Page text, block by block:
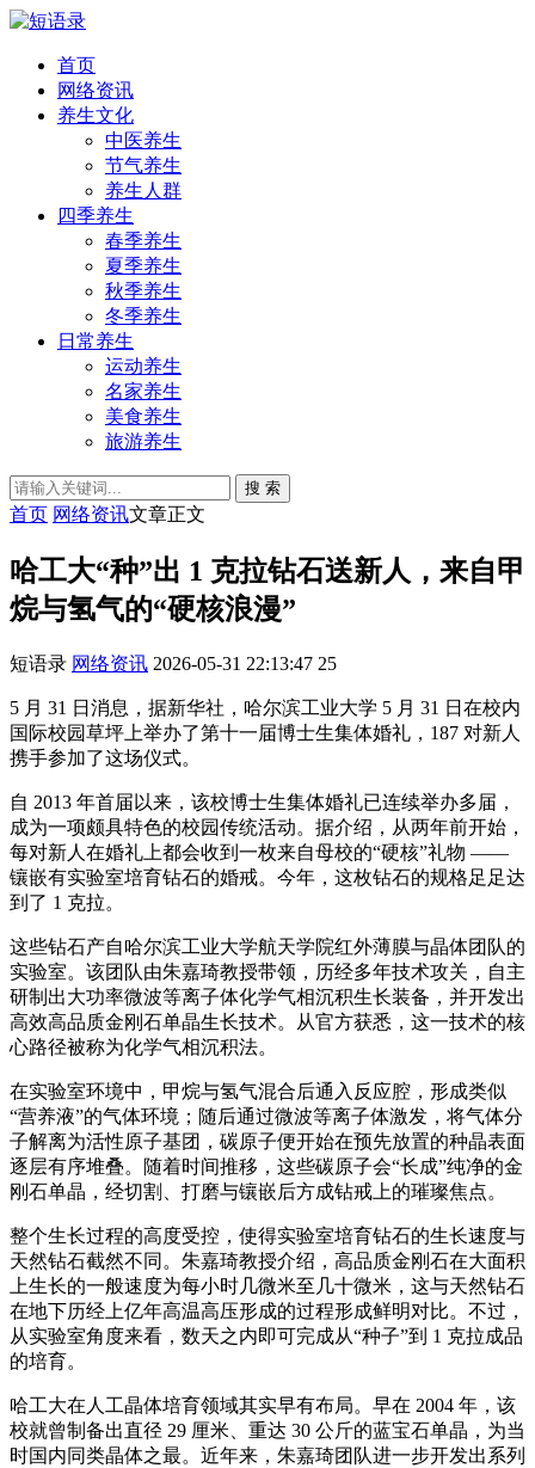
首页
网络资讯
养生文化
中医养生
节气养生
养生人群
四季养生
春季养生
夏季养生
秋季养生
冬季养生
日常养生
运动养生
名家养生
美食养生
旅游养生
搜 索
首页 网络资讯文章正文
哈工大“种”出 1 克拉钻石送新人，来自甲
烷与氢气的“硬核浪漫”
短语录 网络资讯 2026-05-31 22:13:47 25
5 月 31 日消息，据新华社，哈尔滨工业大学 5 月 31 日在校内
国际校园草坪上举办了第十一届博士生集体婚礼，187 对新人
携手参加了这场仪式。
自 2013 年首届以来，该校博士生集体婚礼已连续举办多届，
成为一项颇具特色的校园传统活动。据介绍，从两年前开始，
每对新人在婚礼上都会收到一枚来自母校的“硬核”礼物 ——
镶嵌有实验室培育钻石的婚戒。今年，这枚钻石的规格足足达
到了 1 克拉。
这些钻石产自哈尔滨工业大学航天学院红外薄膜与晶体团队的
实验室。该团队由朱嘉琦教授带领，历经多年技术攻关，自主
研制出大功率微波等离子体化学气相沉积生长装备，并开发出
高效高品质金刚石单晶生长技术。从官方获悉，这一技术的核
心路径被称为化学气相沉积法。
在实验室环境中，甲烷与氢气混合后通入反应腔，形成类似
“营养液”的气体环境；随后通过微波等离子体激发，将气体分
子解离为活性原子基团，碳原子便开始在预先放置的种晶表面
逐层有序堆叠。随着时间推移，这些碳原子会“长成”纯净的金
刚石单晶，经切割、打磨与镶嵌后方成钻戒上的璀璨焦点。
整个生长过程的高度受控，使得实验室培育钻石的生长速度与
天然钻石截然不同。朱嘉琦教授介绍，高品质金刚石在大面积
上生长的一般速度为每小时几微米至几十微米，这与天然钻石
在地下历经上亿年高温高压形成的过程形成鲜明对比。不过，
从实验室角度来看，数天之内即可完成从“种子”到 1 克拉成品
的培育。
哈工大在人工晶体培育领域其实早有布局。早在 2004 年，该
校就曾制备出直径 29 厘米、重达 30 公斤的蓝宝石单晶，为当
时国内同类晶体之最。近年来，朱嘉琦团队进一步开发出系列